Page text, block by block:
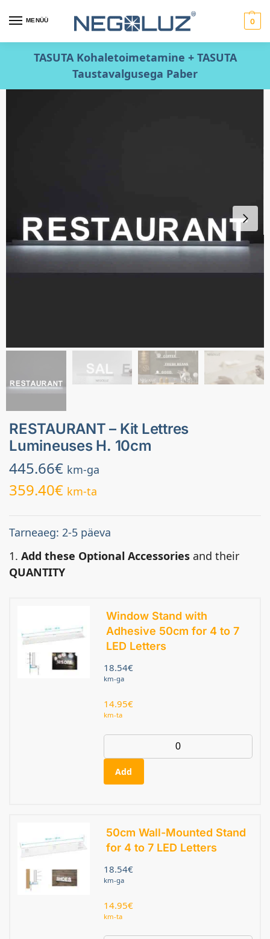
MENÜÜ 0
TASUTA Kohaletoimetamine + TASUTA
Taustavalgusega Paber
RESTAURANT – Kit Lettres
Lumineuses H. 10cm
445.66€ km-ga
359.40€ km-ta
Tarneaeg: 2-5 päeva
1. Add these Optional Accessories and their
QUANTITY
Window Stand with
Adhesive 50cm for 4 to 7
LED Letters
18.54€
km-ga
14.95€
km-ta
Add
50cm Wall-Mounted Stand
for 4 to 7 LED Letters
18.54€
km-ga
14.95€
km-ta